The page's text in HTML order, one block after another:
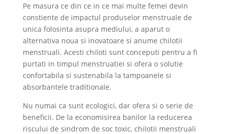
Pe masura ce din ce in ce mai multe femei devin
constiente de impactul produselor menstruale de
unica folosinta asupra mediului, a aparut o
alternativa noua si inovatoare si anume chilotii
menstruali. Acesti chiloti sunt conceputi pentru a fi
purtati in timpul menstruatiei si ofera o solutie
confortabila si sustenabila la tampoanele si
absorbantele traditionale.
Nu numai ca sunt ecologici, dar ofera si o serie de
beneficii. De la economisirea banilor la reducerea
riscului de sindrom de soc toxic, chilotii menstruali